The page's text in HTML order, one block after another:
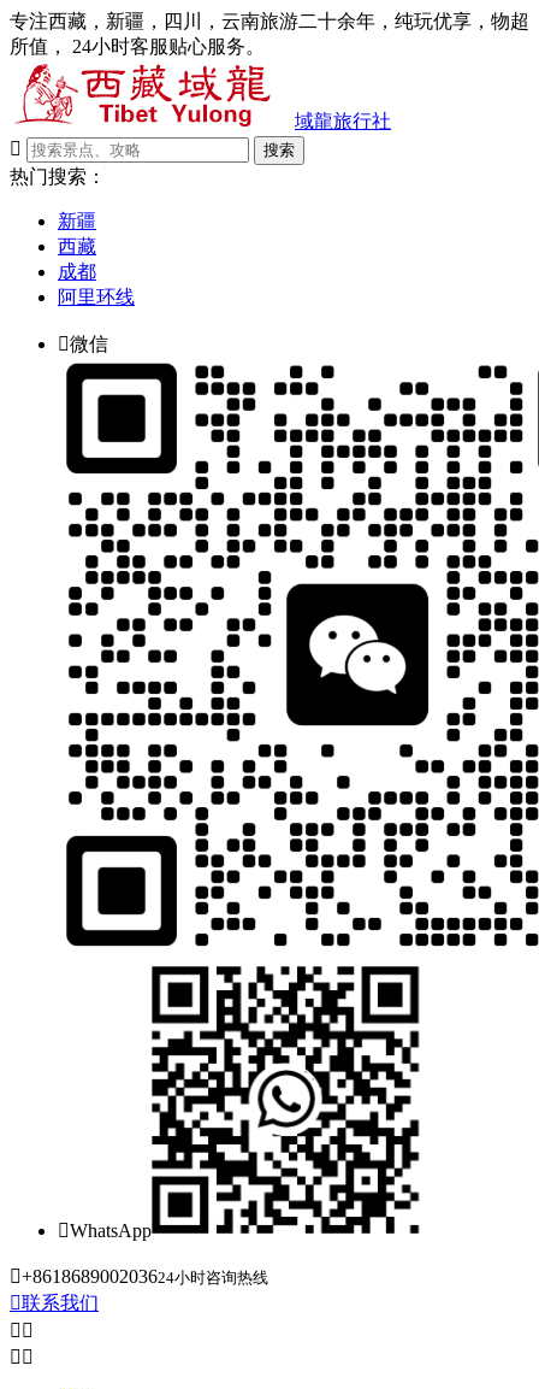
专注西藏，新疆，四川，云南旅游二十余年，纯玩优享，物超
所值， 24小时客服贴心服务。
域龍旅行社

搜索
热门搜索：
新疆
西藏
成都
阿里环线
微信
WhatsApp
+861868900203624小时咨询热线
联系我们
 
 